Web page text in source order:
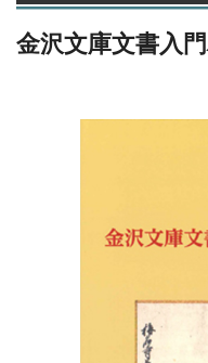
金沢文庫文書入